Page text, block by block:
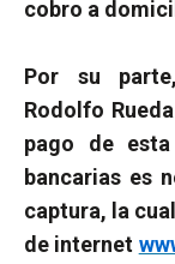
cobro a
Por su
Rodolfo
pago de
bancarias es
captura, la
de internet